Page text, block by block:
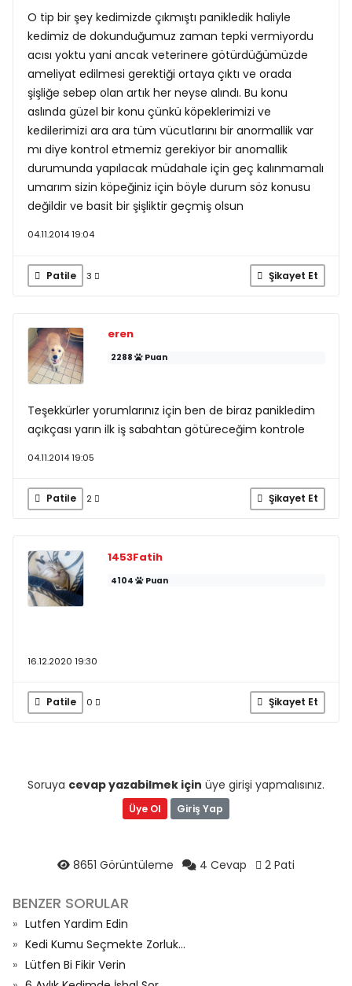
O tip bir şey kedimizde çıkmıştı panikledik haliyle
kedimiz de dokunduğumuz zaman tepki vermiyordu
acısı yoktu yani ancak veterinere götürdüğümüzde
ameliyat edilmesi gerektiği ortaya çıktı ve orada
şişliğe sebep olan artık her neyse alındı. Bu konu
aslında güzel bir konu çünkü köpeklerimizi ve
kedilerimizi ara ara tüm vücutlarını bir anormallik var
mı diye kontrol etmemiz gerekiyor bir anomallik
durumunda yapılacak müdahale için geç kalınmamalı
umarım sizin köpeğiniz için böyle durum söz konusu
değildir ve basit bir şişliktir geçmiş olsun
04.11.2014 19:04
Patile 3 Şikayet Et
eren
2288 Puan
Teşekkürler yorumlarınız için ben de biraz panikledim
açıkçası yarın ilk iş sabahtan götüreceğim kontrole
04.11.2014 19:05
Patile 2 Şikayet Et
1453Fatih
4104 Puan
16.12.2020 19:30
Patile 0 Şikayet Et
Soruya cevap yazabilmek için üye girişi yapmalısınız.
Üye Ol Giriş Yap
8651 Görüntüleme 4 Cevap 2 Pati
BENZER SORULAR
Lutfen Yardim Edin
Kedi Kumu Seçmekte Zorluk...
Lütfen Bi Fikir Verin